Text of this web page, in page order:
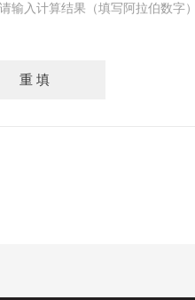
请输入计算结果（填写阿拉伯数字